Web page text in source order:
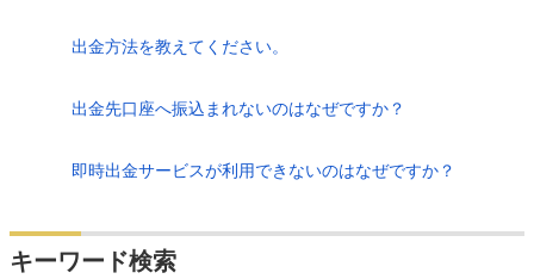
出金方法を教えてください。
出金先口座へ振込まれないのはなぜですか？
即時出金サービスが利用できないのはなぜですか？
キーワード検索